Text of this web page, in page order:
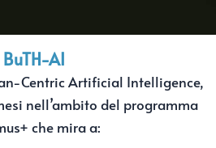
BuTH-AI
Centric Artificial Intelligence,
nell’ambito del programma
che mira a: